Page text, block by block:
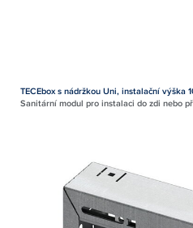
TECEbox s nádržkou Uni, instalační výška
Sanitární modul pro instalaci do zdi nebo